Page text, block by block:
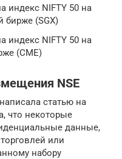
индекс NIFTY 50 на
бирже (SGX)
индекс NIFTY 50 на
(CME)
NSE
статью на
что некоторые
данные,
или
набору